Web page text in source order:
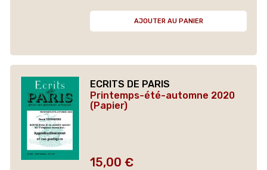
AJOUTER AU PANIER
ECRITS DE PARIS
Printemps-été-automne 2020
(Papier)
Prix
15,00 €